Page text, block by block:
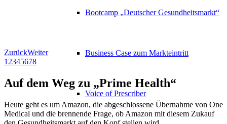
Bootcamp „Deutscher Gesundheitsmarkt“
Business Case zum Markteintritt
Voice of Prescriber
ZurückWeiter
1 2345678
Auf dem Weg zu „Prime Health“
Heute geht es um Amazon, die abgeschlossene Übernahme von One
Medical und die brennende Frage, ob Amazon mit diesem Zukauf